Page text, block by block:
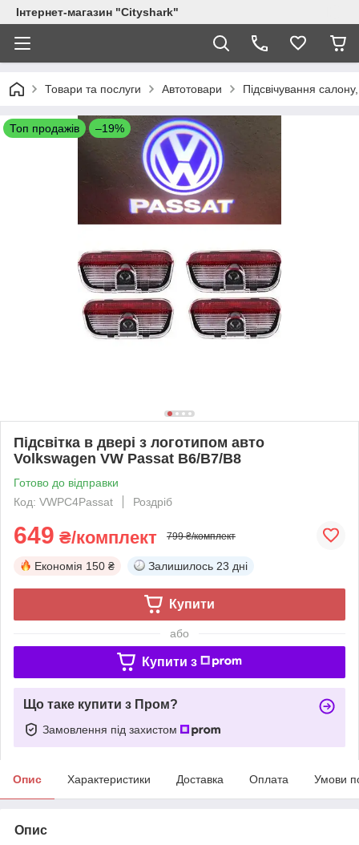
Інтернет-магазин "Сityshark"
Товари та послуги Автотовари Підсвічування
Топ продажів –19%
Підсвітка в двері з логотипом авто
Volkswagen VW Passat B6/B7/B8
Готово до відправки
Код: VWРС4Passat
Роздріб
649 ₴/комплект 799 ₴/комплект
Економія 150 ₴ Залишилось 23 дні
Купити
або
Купити з
Що таке купити з Пром?
Замовлення під захистом
Опис Характеристики Доставка Оплата Умови
Опис